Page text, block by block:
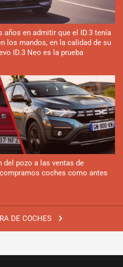
DE COCHES
años en admitir que el ID.3 tenía
los mandos, en la calidad de su
ID.3 Neo es la prueba
pozo a las ventas de
coches como antes